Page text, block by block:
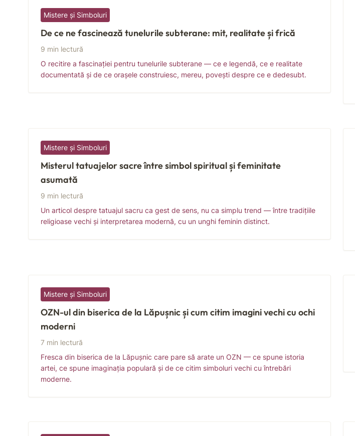
Mistere și Simboluri
De ce ne fascinează tunelurile subterane: mit, realitate și frică
9 min lectură
O recitire a fascinației pentru tunelurile subterane — ce e legendă, ce e realitate
documentată și de ce orașele construiesc, mereu, povești despre ce e dedesubt.
Mistere și Simboluri
Misterul tatuajelor sacre între simbol spiritual și feminitate
asumată
9 min lectură
Un articol despre tatuajul sacru ca gest de sens, nu ca simplu trend — între tradițiile
religioase vechi și interpretarea modernă, cu un unghi feminin distinct.
Mistere și Simboluri
OZN-ul din biserica de la Lăpușnic și cum citim imagini vechi cu ochi
moderni
7 min lectură
Fresca din biserica de la Lăpușnic care pare să arate un OZN — ce spune istoria
artei, ce spune imaginația populară și de ce citim simboluri vechi cu întrebări
moderne.